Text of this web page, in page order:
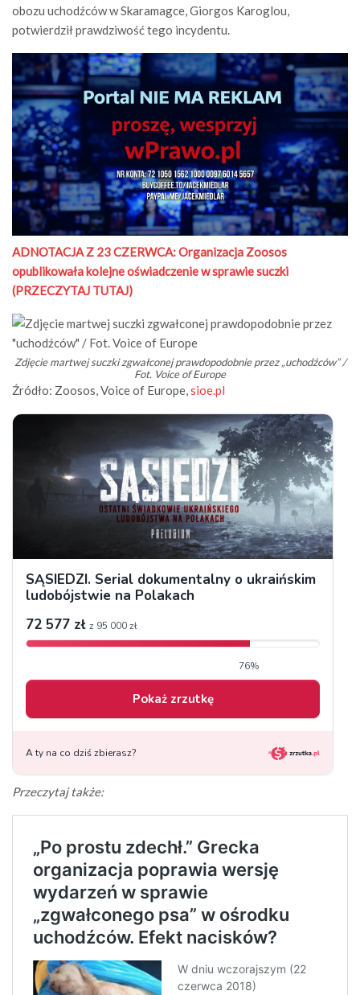
obozu uchodźców w Skaramagce, Giorgos Karoglou,
potwierdził prawdziwość tego incydentu.
ADNOTACJA Z 23 CZERWCA: Organizacja Zoosos
opublikowała kolejne oświadczenie w sprawie suczki
(PRZECZYTAJ TUTAJ)
Zdjęcie martwej suczki zgwałconej prawdopodobnie przez „uchodźców” /
Fot. Voice of Europe
Źródło: Zoosos, Voice of Europe,sioe.pl
Przeczytaj także: